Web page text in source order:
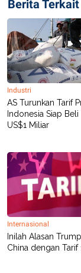
A
A
N
C
E
T
A
K
J
A
E
M
I
T
E
N
E
P
A
P
E
A
D
V
E
R
S
N
G
M
E
D
I
Berita Terkait
Industri
AS Turunkan Tarif
Indonesia Siap
US$1 Miliar
Internasional
Inilah Alasan
China dengan Tarif